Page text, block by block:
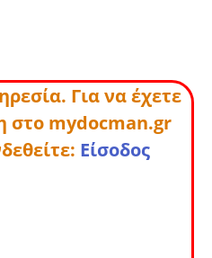
Για να έχετε
στο mydocman.gr
Είσοδος